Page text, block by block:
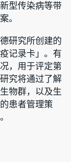
型传染病等带
。
研究所创建的
记录卡」。有
，用于评定第
究将通过了解
物群，以及生
患者管理策